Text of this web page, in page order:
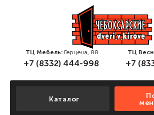
ТЦ Мебель: Герцена, 88
+7 (8332) 444-998
ТЦ
+7
Каталог